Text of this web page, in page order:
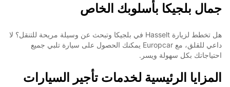
جمال بلجيكا بأسلوبك الخاص
هل تخطط لزيارة Hasselt في بلجيكا وتبحث عن وسيلة مريحة للتنقل؟ لا
داعي للقلق، مع Europcar يمكنك الحصول على سيارة تلبي جميع
احتياجاتك بكل سهولة ويسر.
المزايا الرئيسية لخدمات تأجير السيارات